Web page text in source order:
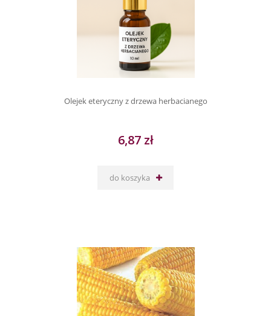
Olejek eteryczny z drzewa herbacianego
6,87 zł
do koszyka